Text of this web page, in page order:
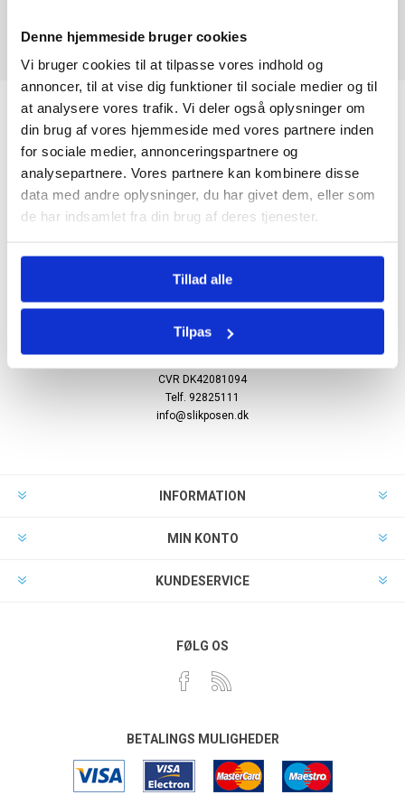
Denne hjemmeside bruger cookies
Vi bruger cookies til at tilpasse vores indhold og
annoncer, til at vise dig funktioner til sociale medier og til
at analysere vores trafik. Vi deler også oplysninger om
din brug af vores hjemmeside med vores partnere inden
for sociale medier, annonceringspartnere og
analysepartnere. Vores partnere kan kombinere disse
data med andre oplysninger, du har givet dem, eller som
de har indsamlet fra din brug af deres tjenester.
Tillad alle
Tilpas
Nyhedsbrev
Firmaoplysninger.
Psk Tofterup Aps
Møllesvinget 2
CVR DK42081094
Telf. 92825111
info@slikposen.dk
INFORMATION
MIN KONTO
KUNDESERVICE
FØLG OS
BETALINGS MULIGHEDER